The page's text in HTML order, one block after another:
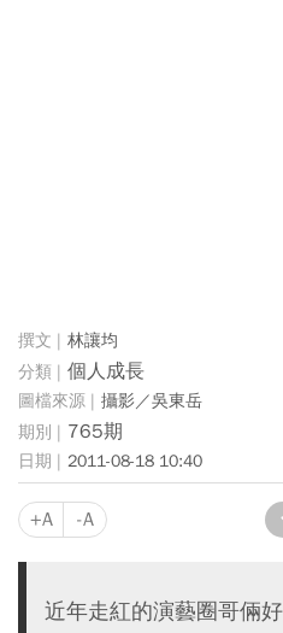
林讓均
個人成長
攝影／吳東岳
765期
2011-08-18 10:40
+A -A
近年走紅的演藝圈哥倆